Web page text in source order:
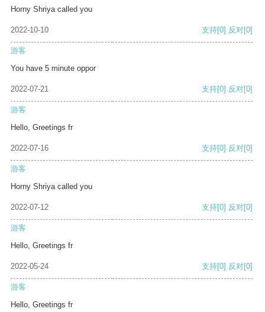
Horny Shriya called you
2022-10-10 支持[0] 反对[0]
游客
You have 5 minute oppor
2022-07-21 支持[0] 反对[0]
游客
Hello, Greetings fr
2022-07-16 支持[0] 反对[0]
游客
Horny Shriya called you
2022-07-12 支持[0] 反对[0]
游客
Hello, Greetings fr
2022-05-24 支持[0] 反对[0]
游客
Hello, Greetings fr